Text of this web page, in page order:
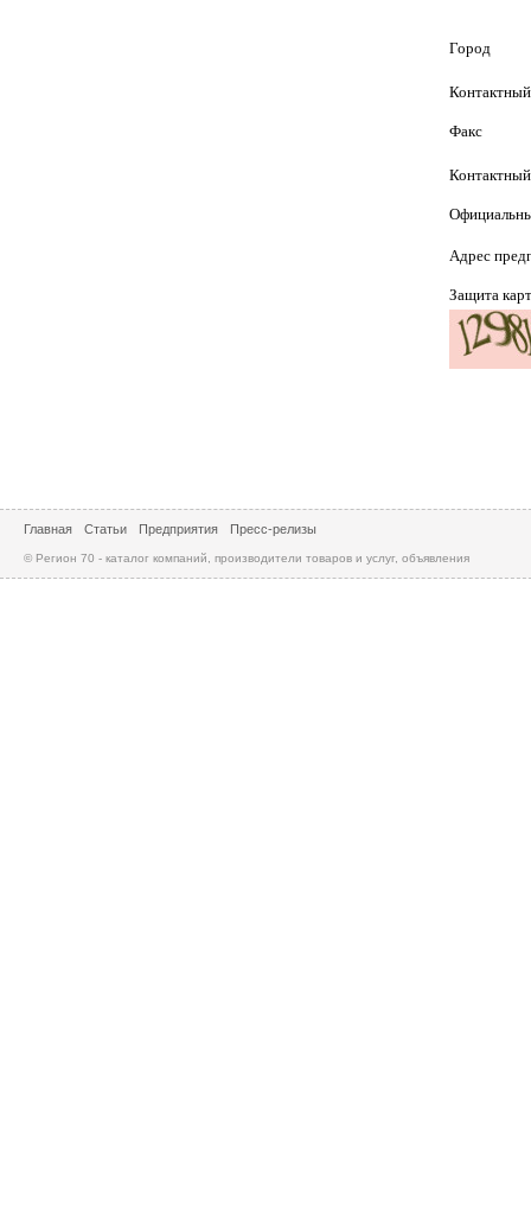
Город
Факс
Адрес
Защита
Главная Статьи Предприятия Пресс-релизы
© Регион 70 - каталог компаний, производители товаров и услуг, объявления